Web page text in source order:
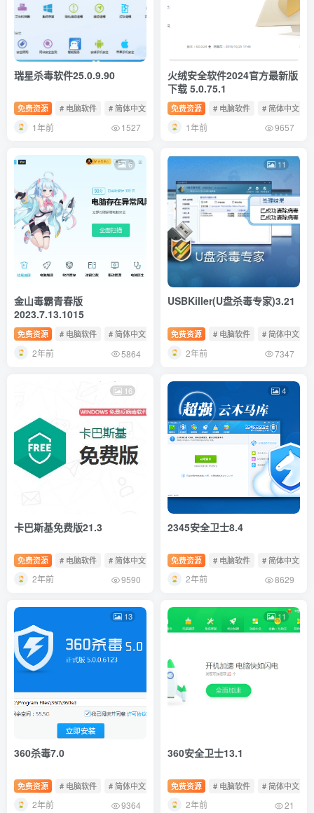
瑞星杀毒软件25.0.9.90
免费资源 # 电脑软件 # 简体中文 # 免费软件
1年前 1527
火绒安全软件2024官方最新版
下载 5.0.75.1
免费资源 # 电脑软件 # 简体中文
1年前 9657
6
金山毒霸青春版
2023.7.13.1015
免费资源 # 电脑软件 # 简体中文 # 免费软件
2年前 5864
11
USBKiller(U盘杀毒专家)3.21
免费资源 # 电脑软件 # 简体中文
2年前 7347
16
卡巴斯基免费版21.3
免费资源 # 电脑软件 # 简体中文 # 免费软件
2年前 9590
4
2345安全卫士8.4
免费资源 # 电脑软件 # 简体中文
2年前 8629
13
360杀毒7.0
免费资源 # 电脑软件 # 简体中文 # 免费软件
2年前 9364
11
360安全卫士13.1
免费资源 # 电脑软件 # 简体中文
2年前 21